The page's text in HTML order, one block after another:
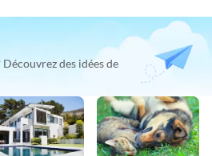
Découvrez des idées de